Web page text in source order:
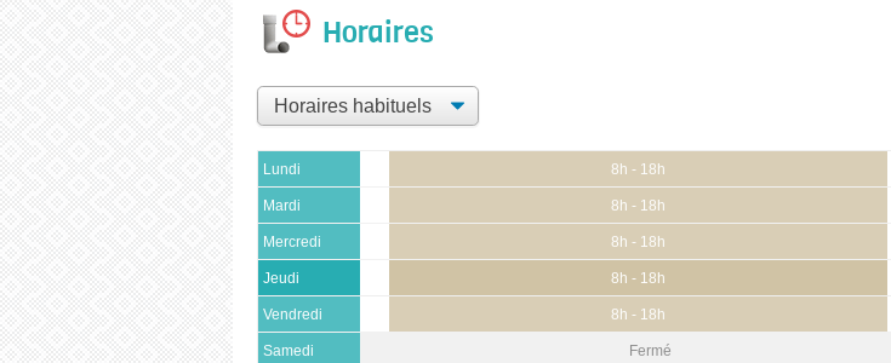
Horaires
Lundi 8h - 18h
Mardi 8h - 18h
Mercredi 8h - 18h
Jeudi 8h - 18h
Vendredi 8h - 18h
Samedi Fermé